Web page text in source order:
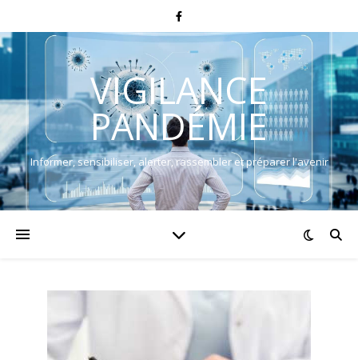
VIGILANCE
PANDÉMIE
Informer, sensibiliser, alerter, rassembler et préparer l'avenir